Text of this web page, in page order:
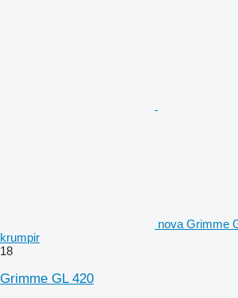
nova Grimme
krumpir
18
Grimme GL 420